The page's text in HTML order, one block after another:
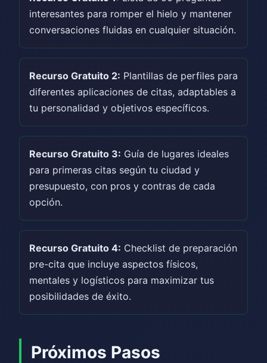
interesantes para romper el hielo y mantener
conversaciones fluidas en cualquier situación.
Recurso Gratuito 2: Plantillas de perfiles para
diferentes aplicaciones de citas, adaptables a
tu personalidad y objetivos específicos.
Recurso Gratuito 3: Guía de lugares ideales
para primeras citas según tu ciudad y
presupuesto, con pros y contras de cada
opción.
Recurso Gratuito 4: Checklist de preparación
pre-cita que incluye aspectos físicos,
mentales y logísticos para maximizar tus
posibilidades de éxito.
Próximos Pasos